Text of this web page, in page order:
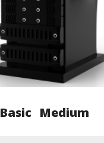
Basic Medium